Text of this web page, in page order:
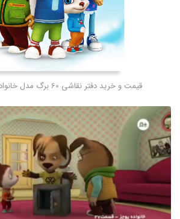
قیمت و خرید دفتر نقاشی 60 برگ مدل خانواده پوچز کد N251